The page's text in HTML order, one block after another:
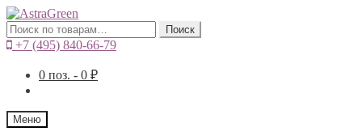
Искать: Поиск
+7 (495) 840-66-79
0 поз. - 0 ₽
Меню